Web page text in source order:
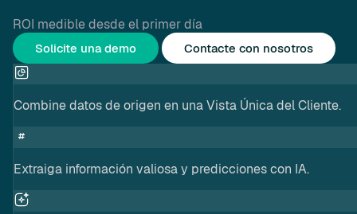
ROI medible desde el primer día
Solicite una demo Contacte con nosotros
Combine datos de origen en una Vista Única del Cliente.
Extraiga información valiosa y predicciones con IA.